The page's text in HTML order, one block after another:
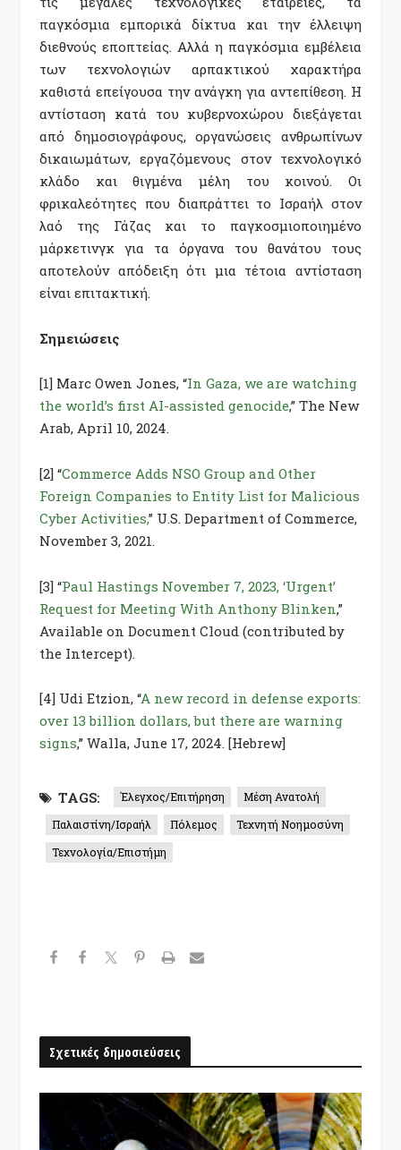
παγκόσμια εμπορικά δίκτυα και την έλλειψη
διεθνούς εποπτείας. Αλλά η παγκόσμια εμβέλεια
των τεχνολογιών αρπακτικού χαρακτήρα
καθιστά επείγουσα την ανάγκη για αντεπίθεση. Η
αντίσταση κατά του κυβερνοχώρου διεξάγεται
από δημοσιογράφους, οργανώσεις ανθρωπίνων
δικαιωμάτων, εργαζόμενους στον τεχνολογικό
κλάδο και θιγμένα μέλη του κοινού. Οι
φρικαλεότητες που διαπράττει το Ισραήλ στον
λαό της Γάζας και το παγκοσμιοποιημένο
μάρκετινγκ για τα όργανα του θανάτου τους
αποτελούν απόδειξη ότι μια τέτοια αντίσταση
είναι επιτακτική.
Σημειώσεις
[1] Marc Owen Jones, “In Gaza, we are watching
the world’s first AI-assisted genocide,” The New
Arab, April 10, 2024.
[2] “Commerce Adds NSO Group and Other
Foreign Companies to Entity List for Malicious
Cyber Activities,” U.S. Department of Commerce,
November 3, 2021.
[3] “Paul Hastings November 7, 2023, ‘Urgent’
Request for Meeting With Anthony Blinken,”
Available on Document Cloud (contributed by
the Intercept).
[4] Udi Etzion, “A new record in defense exports:
over 13 billion dollars, but there are warning
signs,” Walla, June 17, 2024. [Hebrew]
TAGS: Έλεγχος/Επιτήρηση
Μέση Ανατολή
Παλαιστίνη/Ισραήλ
Πόλεμος
Τεχνητή Νοημοσύνη
Τεχνολογία/Επιστήμη
Σχετικές δημοσιεύσεις